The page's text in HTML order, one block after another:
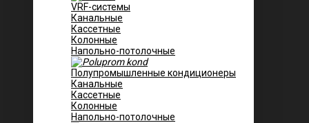
VRF-системы
Канальные
Касcетные
Колонные
Напольно-потолочные
Полупромышленные кондиционеры
Канальные
Кассетные
Колонные
Напольно-потолочные